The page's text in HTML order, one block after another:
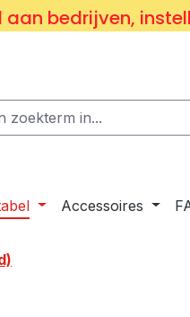
bedrijven,
Accessoires